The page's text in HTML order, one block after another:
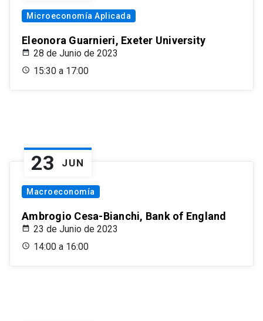
Microeconomía Aplicada
Eleonora Guarnieri, Exeter University
28 de Junio de 2023
15:30 a 17:00
23 JUN
Macroeconomía
Ambrogio Cesa-Bianchi, Bank of England
23 de Junio de 2023
14:00 a 16:00